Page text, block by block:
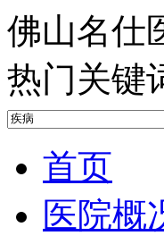
佛山名仕
热门关键
首页
医院概